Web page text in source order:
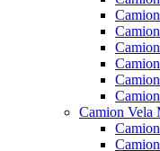
Camion Vela